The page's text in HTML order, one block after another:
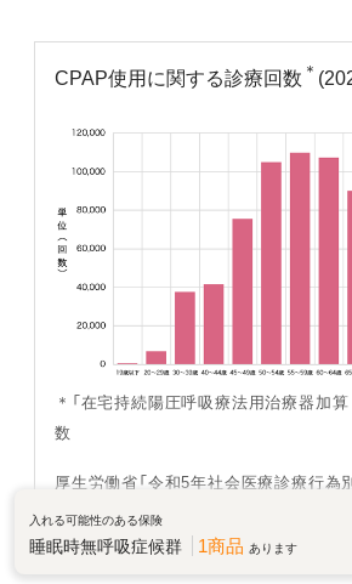
CPAP使用に関する診療回数 ＊
＊「在宅持続陽圧呼吸療法用治療器加
数
厚生労働省「令和5年社会医療診療行為
ッセンライフで作成
入れる可能性のある保険
睡眠時無呼吸症候群 1商品 あります